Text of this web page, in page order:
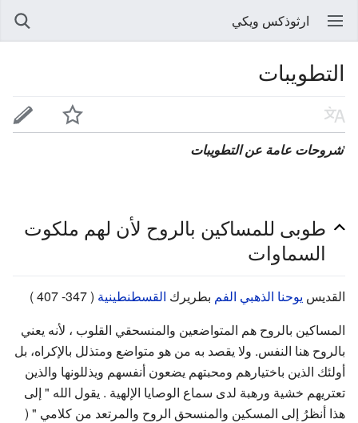
ارثوذكس ويكي
التطويبات
'شروحات عامة عن التطويبات
طوبى للمساكين بالروح لأن لهم ملكوت
السماوات
القديس يوحنا الذهبي الفم بطريرك القسطنطينية ( 347- 407 )
المساكين بالروح هم المتواضعين والمنسحقي القلوب ، لأنه يعني
بالروح هنا النفس. ولا يقصد به من هو متواضع ومتذلل بالإكراه، بل
أولئك الذين باختيارهم ومحبتهم يضعون أنفسهم ويذللونها والذين
تعتريهم خشية ورهبة لدى سماع الوصايا الإلهية . يقول الله " إلى
هذا أنظرُ إلى المسكين والمنسحق الروح والمرتعد من كلامي " (